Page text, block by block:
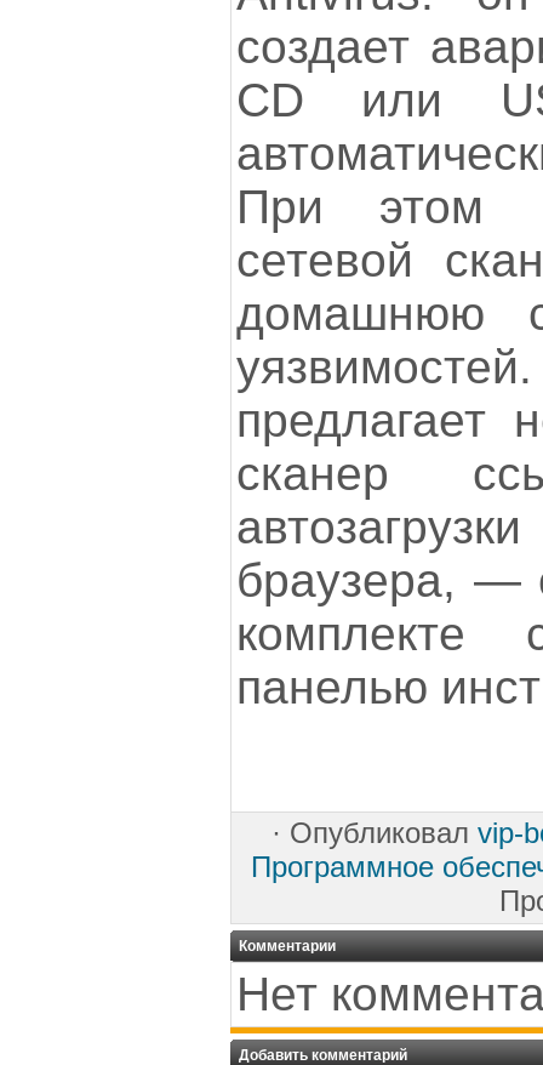
создает
CD или
При этом
сетевой
домашнюю
предлагает
сканер
браузера, —
комплекте
панелью
· Опубликовал vip-
Программное
Комментарии
Нет
Добавить комментарий